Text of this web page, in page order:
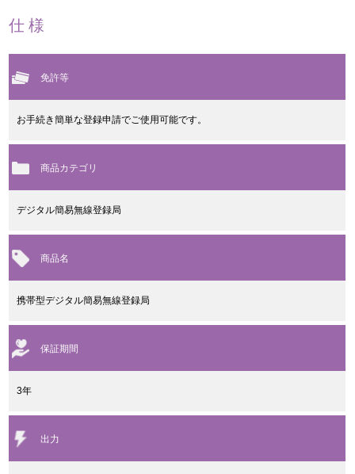
仕様
免許等
お手続き簡単な登録申請でご使用可能です。
商品カテゴリ
デジタル簡易無線登録局
商品名
携帯型デジタル簡易無線登録局
保証期間
3年
出力